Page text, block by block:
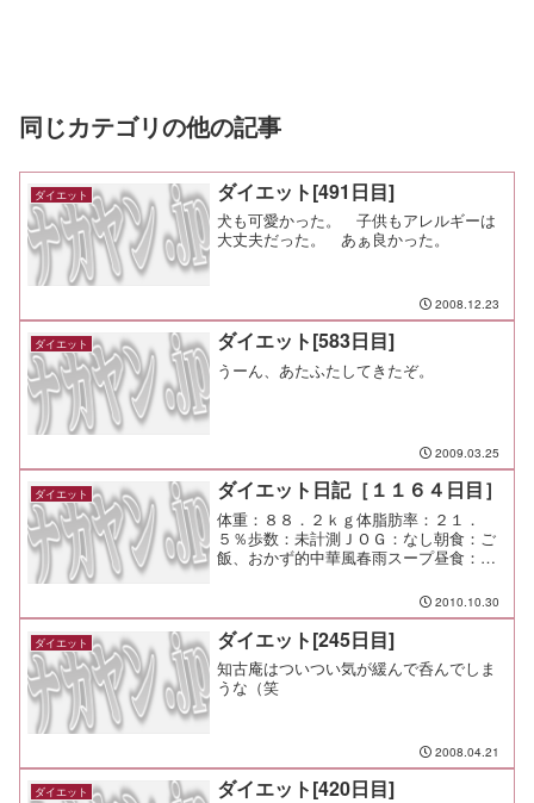
同じカテゴリの他の記事
ダイエット ダイエット[491日目]
犬も可愛かった。 子供もアレルギーは
大丈夫だった。 あぁ良かった。
2008.12.23
ダイエット ダイエット[583日目]
うーん、あたふたしてきたぞ。
2009.03.25
ダイエット ダイエット日記［１１６４日目］
体重：８８．２ｋｇ体脂肪率：２１．
５％歩数：未計測ＪＯＧ：なし朝食：ご
飯、おかず的中華風春雨スープ昼食：ご
何と言うか、台風ですね。 洗濯物が山
積みで困ってしまう。 日曜にコインラ
ンドリーでやっつけるぜ！
2010.10.30
ダイエット ダイエット[245日目]
知古庵はついつい気が緩んで呑んでしま
うな（笑
2008.04.21
ダイエット ダイエット[420日目]